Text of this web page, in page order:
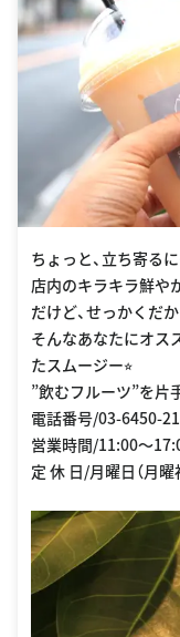
ちょっと、立ち寄る
店内のキラキラ鮮や
だけど、せっかくだ
そんなあなたにオス
たスムージー⭐︎
”飲むフルーツ”を片
電話番号/03-6450-
営業時間/11:00〜
定 休 日/月曜日（月